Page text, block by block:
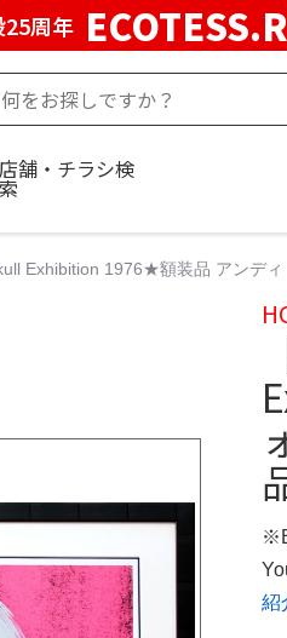
25周年
店舗・チラシ検
索
Exhibition 1976★額装品 アンデ
紹